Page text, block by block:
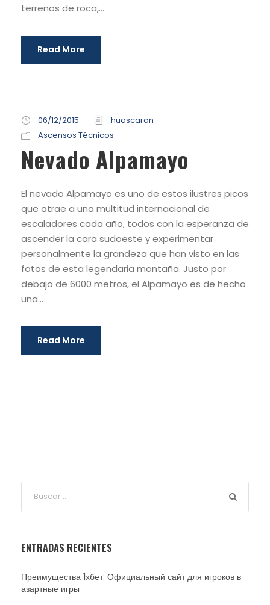
terrenos de roca,...
Read More
06/12/2015
huascaran
Ascensos Técnicos
Nevado Alpamayo
El nevado Alpamayo es uno de estos ilustres picos
que atrae a una multitud internacional de
escaladores cada año, todos con la esperanza de
ascender la cara sudoeste y experimentar
personalmente la grandeza que han visto en las
fotos de esta legendaria montaña. Justo por
debajo de 6000 metros, el Alpamayo es de hecho
una...
Read More
ENTRADAS RECIENTES
Преимущества 1хбет: Официальный сайт для игроков в
азартные игры